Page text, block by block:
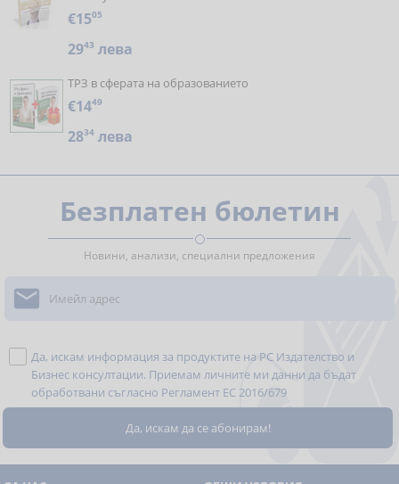
€1505
2943 лева
ТРЗ в сферата на образованието
€1449
2834 лева
Безплатен бюлетин
Новини, анализи, специални предложения

Да, искам информация за продуктите на РС Издателство и
Бизнес консултации. Приемам личните ми данни да бъдат
обработвани съгласно Регламент ЕС 2016/679